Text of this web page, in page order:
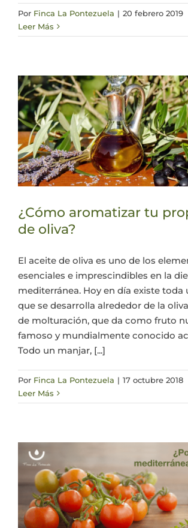
Por Finca La Pontezuela | 20 febrero 2019
Leer Más
¿Cómo aromatizar tu
de oliva?
El aceite de oliva es uno de los
esenciales e imprescindibles en la
mediterránea. Hoy en día existe toda
que se desarrolla alrededor de la
de molturación, que da como fruto
famoso y mundialmente conocido
Todo un manjar, [...]
Por Finca La Pontezuela | 17 octubre 2018
Leer Más